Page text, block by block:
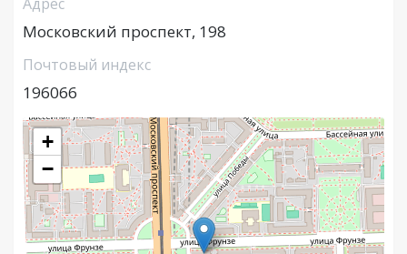
Московский проспект, 198
Почтовый индекс
196066
+
−